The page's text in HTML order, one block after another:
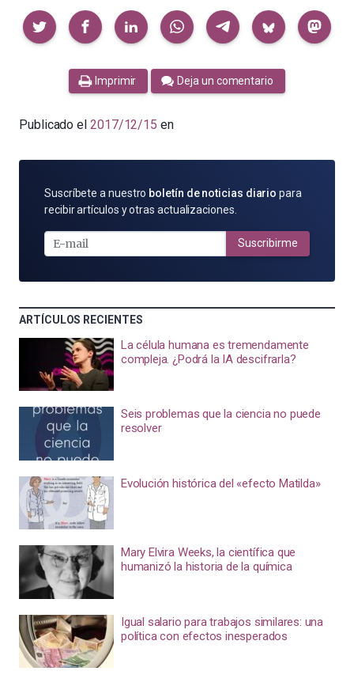
Compartir
Imprimir Deja un comentario
Publicado el 2017/12/15 en
SUSCRÍBETE
POR
MAIL
Suscríbete a nuestro boletín de noticias diario para
recibir artículos y otras actualizaciones.
Suscribirme
ARTÍCULOS RECIENTES
La célula humana es tremendamente
compleja. ¿Podrá la IA descifrarla?
Seis problemas que la ciencia no puede
resolver
Evolución histórica del «efecto Matilda»
Mary Elvira Weeks, la científica que
humanizó la historia de la química
Igual salario para trabajos similares: una
política con efectos inesperados